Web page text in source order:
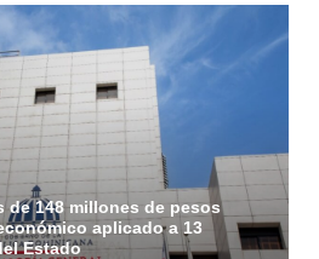
de 148 millones de pesos
aplicado a 13
Estado